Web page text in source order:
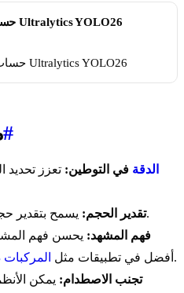
حساب المسافة باستخدام Ultralytics YOLO26
#
الدقة في التوطين: تعزز تحديد
تقدير الحجم:يسمح بتقدير حجم الكائن لفهم سياقي أفضل.
فهم المشهد: يحسن فهم
أفضل في تطبيقات مثل المركبات
وأنظمة المراقبة.
تجنب الاصطدام: يمكن